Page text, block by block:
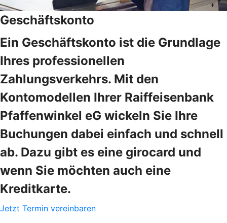
Geschäftskonto
Ein Geschäftskonto ist die Grundlage
Ihres professionellen
Zahlungsverkehrs. Mit den
Kontomodellen Ihrer Raiffeisenbank
Pfaffenwinkel eG wickeln Sie Ihre
Buchungen dabei einfach und schnell
ab. Dazu gibt es eine girocard und
wenn Sie möchten auch eine
Kreditkarte.
Jetzt Termin vereinbaren